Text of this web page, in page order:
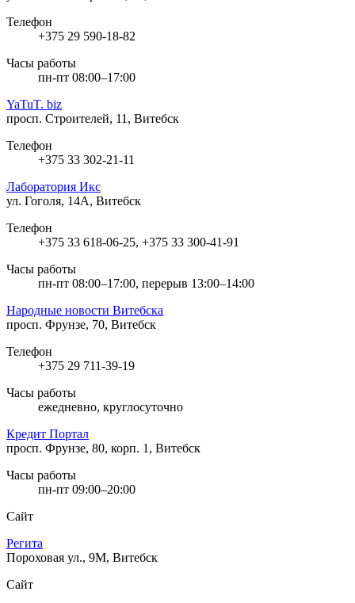
Телефон
+375 29 590-18-82
Часы работы
пн-пт 08:00–17:00
YaTuT. biz
просп. Строителей, 11, Витебск
Телефон
+375 33 302-21-11
Лаборатория Икс
ул. Гоголя, 14А, Витебск
Телефон
+375 33 618-06-25, +375 33 300-41-91
Часы работы
пн-пт 08:00–17:00, перерыв 13:00–14:00
Народные новости Витебска
просп. Фрунзе, 70, Витебск
Телефон
+375 29 711-39-19
Часы работы
ежедневно, круглосуточно
Кредит Портал
просп. Фрунзе, 80, корп. 1, Витебск
Часы работы
пн-пт 09:00–20:00
Сайт
Регита
Пороховая ул., 9М, Витебск
Сайт